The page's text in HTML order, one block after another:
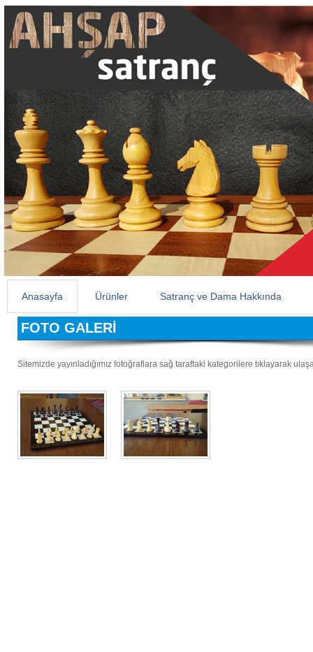
Anasayfa Ürünler Satranç ve Dama Hakkında
FOTO GALERİ
Sitemizde yayınladığımız fotoğraflara sağ taraftaki kategorilere tıklayarak